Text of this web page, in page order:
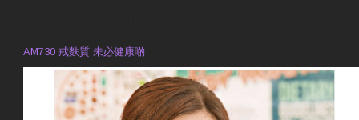
AM730 戒麩質 未必健康啲